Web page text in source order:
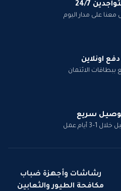
24/7
معنا على مدار اليوم
دفع اونلاين
ببطاقات الائتمان
سريع
1–3 أيام عمل
رشاشات وأجهزة ضباب
مكافحة الطيور والثعابين